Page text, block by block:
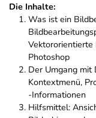
Die Inhalte:
Was ist ein
Vektororientierte
Photoshop
Der Umgang mit
Kontextmenü,
-Informationen
Hilfsmittel: